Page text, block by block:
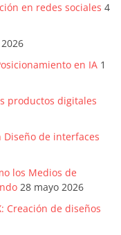
en redes sociales 4
en IA 1
productos digitales
de interfaces
los Medios de
28 mayo 2026
Creación de diseños